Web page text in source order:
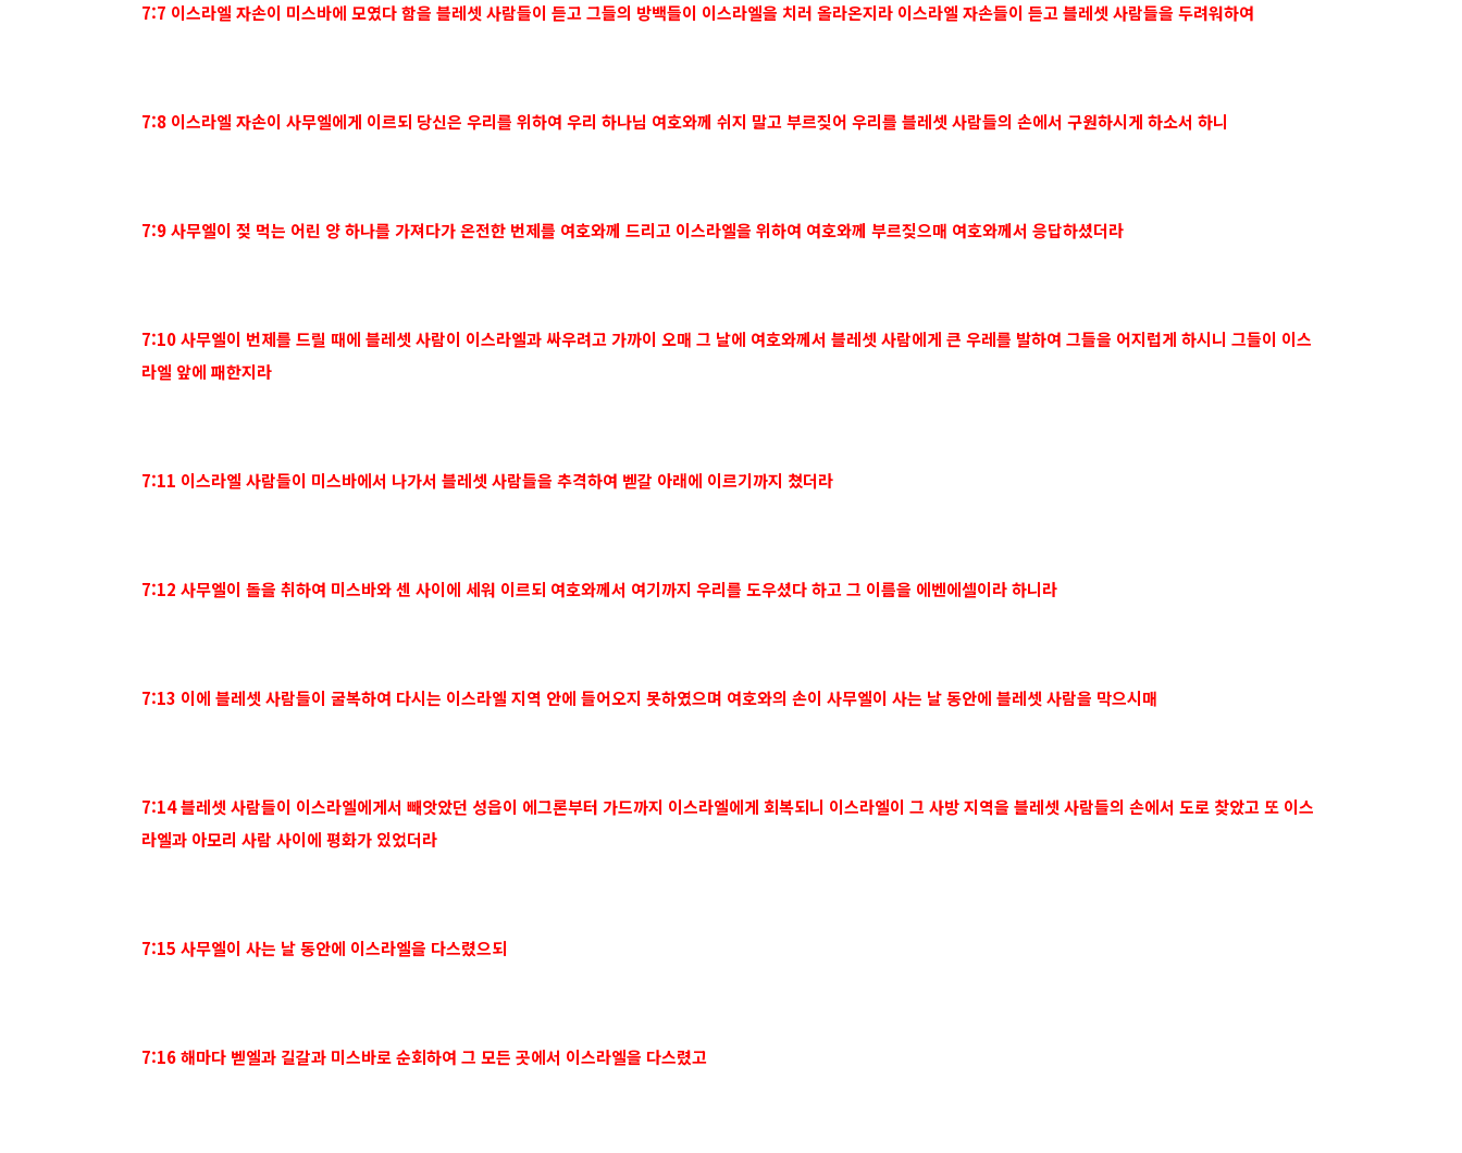
7:7 이스라엘 자손이 미스바에 모였다 함을 블레셋 사람들이 듣고 그들의 방백들이 이스라엘을 치러 올라온지라 이스라엘 자손들이 듣고 블레셋 사람들을 두려워하여
7:8 이스라엘 자손이 사무엘에게 이르되 당신은 우리를 위하여 우리 하나님 여호와께 쉬지 말고 부르짖어 우리를 블레셋 사람들의 손에서 구원하시게 하소서 하니
7:9 사무엘이 젖 먹는 어린 양 하나를 가져다가 온전한 번제를 여호와께 드리고 이스라엘을 위하여 여호와께 부르짖으매 여호와께서 응답하셨더라
7:10 사무엘이 번제를 드릴 때에 블레셋 사람이 이스라엘과 싸우려고 가까이 오매 그 날에 여호와께서 블레셋 사람에게 큰 우레를 발하여 그들을 어지럽게 하시니 그들이 이스
라엘 앞에 패한지라
7:11 이스라엘 사람들이 미스바에서 나가서 블레셋 사람들을 추격하여 벧갈 아래에 이르기까지 쳤더라
7:12 사무엘이 돌을 취하여 미스바와 센 사이에 세워 이르되 여호와께서 여기까지 우리를 도우셨다 하고 그 이름을 에벤에셀이라 하니라
7:13 이에 블레셋 사람들이 굴복하여 다시는 이스라엘 지역 안에 들어오지 못하였으며 여호와의 손이 사무엘이 사는 날 동안에 블레셋 사람을 막으시매
7:14 블레셋 사람들이 이스라엘에게서 빼앗았던 성읍이 에그론부터 가드까지 이스라엘에게 회복되니 이스라엘이 그 사방 지역을 블레셋 사람들의 손에서 도로 찾았고 또 이스
라엘과 아모리 사람 사이에 평화가 있었더라
7:15 사무엘이 사는 날 동안에 이스라엘을 다스렸으되
7:16 해마다 벧엘과 길갈과 미스바로 순회하여 그 모든 곳에서 이스라엘을 다스렸고